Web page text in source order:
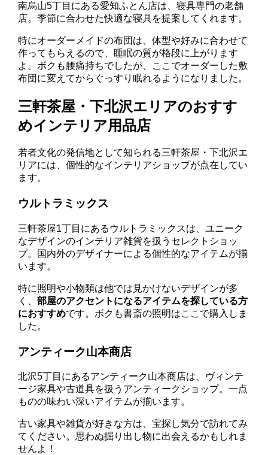
南烏山5丁目にある愛知ふとん店は、寝具専門の老舗
店。季節に合わせた快適な寝具を提案してくれます。
特にオーダーメイドの布団は、体型や好みに合わせて
作ってもらえるので、睡眠の質が格段に上がります
よ。ボクも腰痛持ちでしたが、ここでオーダーした敷
布団に変えてからぐっすり眠れるようになりました。
三軒茶屋・下北沢エリアのおすす
めインテリア用品店
若者文化の発信地として知られる三軒茶屋・下北沢エ
リアには、個性的なインテリアショップが点在してい
ます。
ウルトラミックス
三軒茶屋1丁目にあるウルトラミックスは、ユニーク
なデザインのインテリア雑貨を扱うセレクトショッ
プ。国内外のデザイナーによる個性的なアイテムが揃
います。
特に照明や小物類は他では見かけないデザインが多
く、部屋のアクセントになるアイテムを探している方
におすすめです。ボクも書斎の照明はここで購入しま
した。
アンティーク山本商店
北沢5丁目にあるアンティーク山本商店は、ヴィンテ
ージ家具や古道具を扱うアンティークショップ。一点
ものの味わい深いアイテムが揃います。
古い家具や雑貨が好きな方は、宝探し気分で訪れてみ
てください。思わぬ掘り出し物に出会えるかもしれま
せんよ！